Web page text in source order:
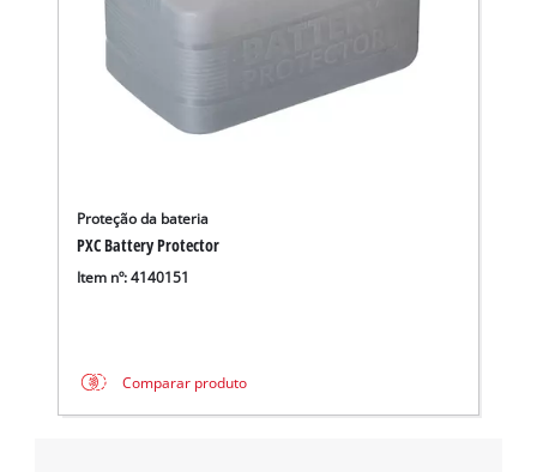
Proteção da bateria
PXC Battery Protector
Item nº: 4140151
Comparar produto